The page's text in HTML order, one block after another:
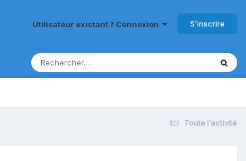
Utilisateur existant ? Connexion S’inscrire
Toute l’activité